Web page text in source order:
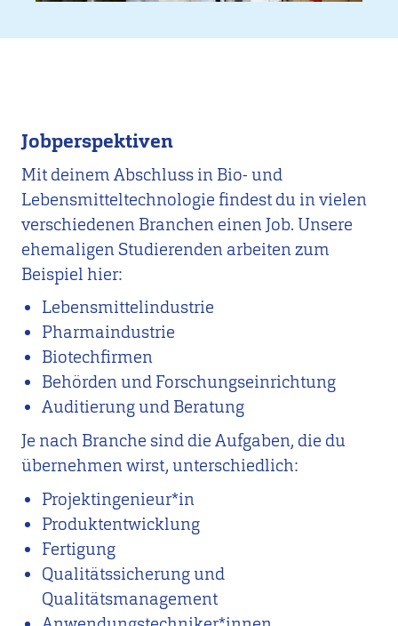
Jobperspektiven
Mit deinem Abschluss in Bio- und
Lebensmitteltechnologie findest du in vielen
verschiedenen Branchen einen Job. Unsere
ehemaligen Studierenden arbeiten zum
Beispiel hier:
Lebensmittelindustrie
Pharmaindustrie
Biotechfirmen
Behörden und Forschungseinrichtung
Auditierung und Beratung
Je nach Branche sind die Aufgaben, die du
übernehmen wirst, unterschiedlich:
Projektingenieur*in
Produktentwicklung
Fertigung
Qualitätssicherung und
Qualitätsmanagement